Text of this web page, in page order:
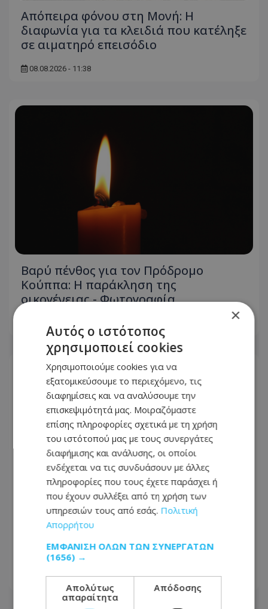
Απόπειρα φόνου στη Μονή: Η
διαφωνία για τα κλειδιά που κατέληξε
σε αιματηρό επεισόδιο
08.08.2026 - 11:38
Βαρύ πένθος για τον Πρόδρομο
Κούππα: Η παράκληση της
οικογένειας - Φωτογραφία
08.08.2026 - 09:23
Η αποφράδα 8η Αυγούστου: Όταν η
62 χρόνια μετά
08.08.2026 - 09:02
×
Αυτός ο ιστότοπος
χρησιμοποιεί cookies
Χρησιμοποιούμε cookies για να
εξατομικεύσουμε το περιεχόμενο, τις
διαφημίσεις και να αναλύσουμε την
επισκεψιμότητά μας. Μοιραζόμαστε
επίσης πληροφορίες σχετικά με τη χρήση
του ιστότοπού μας με τους συνεργάτες
διαφήμισης και ανάλυσης, οι οποίοι
ενδέχεται να τις συνδυάσουν με άλλες
πληροφορίες που τους έχετε παράσχει ή
που έχουν συλλέξει από τη χρήση των
υπηρεσιών τους από εσάς. Πολιτική
Απορρήτου
ΕΜΦΆΝΙΣΗ ΌΛΩΝ ΤΩΝ ΣΥΝΕΡΓΑΤΏΝ
(1656) →
Απολύτως
απαραίτητα
Απόδοσης